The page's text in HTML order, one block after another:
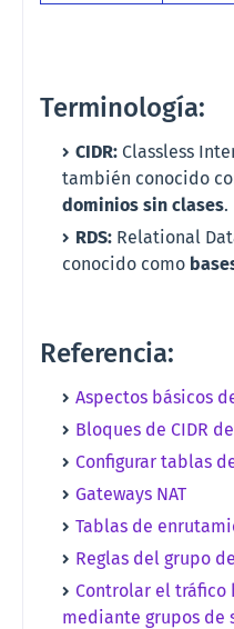
Terminología:
CIDR: Classless
también conocido
dominios sin clases.
RDS: Relational
conocido como
Referencia:
Aspectos básicos
Bloques de CIDR de
Configurar tablas
Gateways NAT
Tablas de
Reglas del grupo
Controlar el tráfico
mediante grupos de